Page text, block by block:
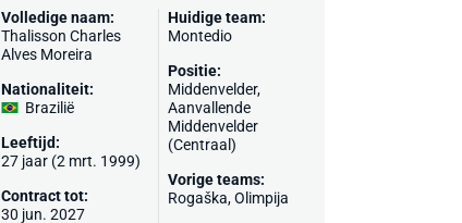
Volledige naam:
Thalisson Charles
Alves Moreira
Nationaliteit:
Brazilië
Leeftijd:
27 jaar (2 mrt. 1999)
Contract tot:
30 jun. 2027
Huidige team:
Montedio
Positie:
Middenvelder,
Aanvallende
Middenvelder
(Centraal)
Vorige teams:
Rogaška,Olimpija